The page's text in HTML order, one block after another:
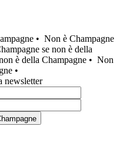
• Non è Champagne
se non è della
è della Champagne • Non
•
newsletter